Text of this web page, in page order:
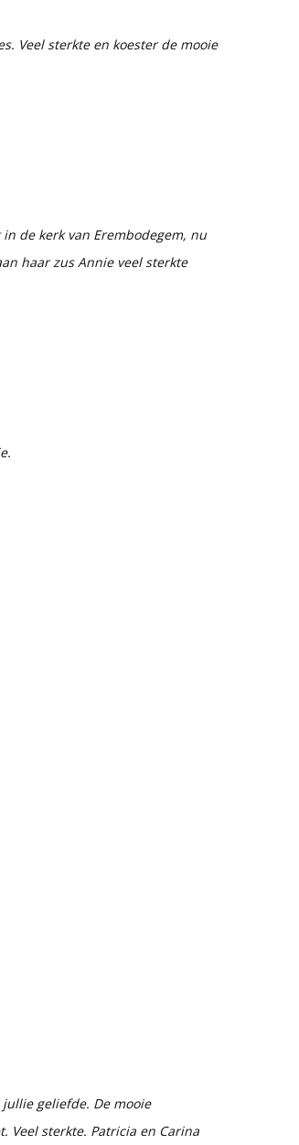
Veel sterkte en koester de mooie
de kerk van Erembodegem, nu
haar zus Annie veel sterkte
geliefde. De mooie
sterkte. Patricia en Carina